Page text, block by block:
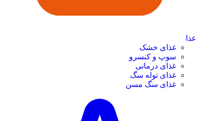
غذا
غذای خشک
سوپ و کنسرو
غذای درمانی
غذای توله سگ
غذای سگ مسن